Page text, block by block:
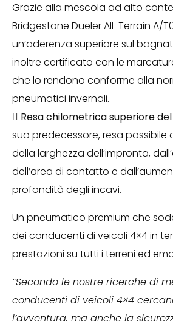
Grazie alla mescola ad alto
Bridgestone Dueler All-Terrain A/
un’aderenza superiore sul
inoltre certificato con le marcature
che lo rendono conforme alla
pneumatici invernali.
 Resa chilometrica superiore del
suo predecessore, resa possibile
della larghezza dell’impronta,
dell’area di contatto e
profondità degli incavi.
Un pneumatico premium che
dei conducenti di veicoli 4×4 in
prestazioni su tutti i terreni ed
“Secondo le nostre ricerche di
conducenti di veicoli 4×4